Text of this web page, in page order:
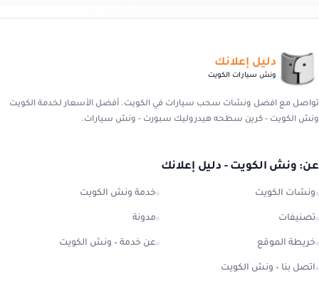
دليل إعلانك
ونش سيارات الكويت
تواصل مع افضل ونشات سحب سيارات في الكويت. أفضل الأسعار لخدمة الكويت
ونش الكويت - كرين سطحه هيدروليك سبورت - ونش سيارات.
عن: ونش الكويت - دليل إعلانك
ونشات الكويت خدمة ونش الكويت
تصنيفات مدونة
خريطة الموقع عن خدمة – ونش الكويت
اتصل بنا – ونش الكويت